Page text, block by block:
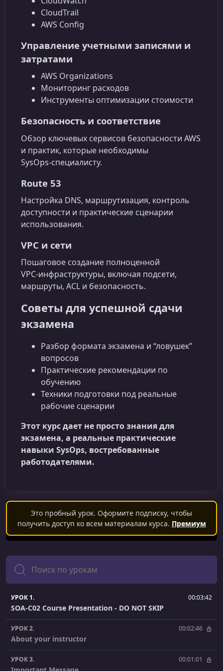
CloudTrail
AWS Config
Управление учетными записями и
затратами
AWS Organizations
Мониторинг расходов
Инструменты оптимизации стоимости
Безопасность и соответствие
Обзор ключевых сервисов безопасности AWS
и практик, которые необходимы
SysOps‑специалисту.
Route 53
Настройка DNS, маршрутизация, контроль
доступности и практические сценарии
использования.
VPC и сети
Пошаговое создание полноценной
VPC‑инфраструктуры, включая подсети,
маршруты, ACL и безопасность.
Советы для успешной сдачи
экзамена
Разбор формата экзамена и “ловушек”
вопросов
Практические рекомендации по
обучению
Техники подготовки под реальные
рабочие сценарии
Этот курс дает не просто знания для
экзамена, а реальные практические
навыки SysOps, востребованные
работодателями.
Это пробный урок. Оформите подписку, чтобы
получить доступ ко всем материалам курса. Премиум
Поиск
УРОК 1. 00:03:42
SOA-C02 Course Presentation - DO NOT SKIP
УРОК 2. 00:02:46
About your instructor
УРОК 3. 00:01:01